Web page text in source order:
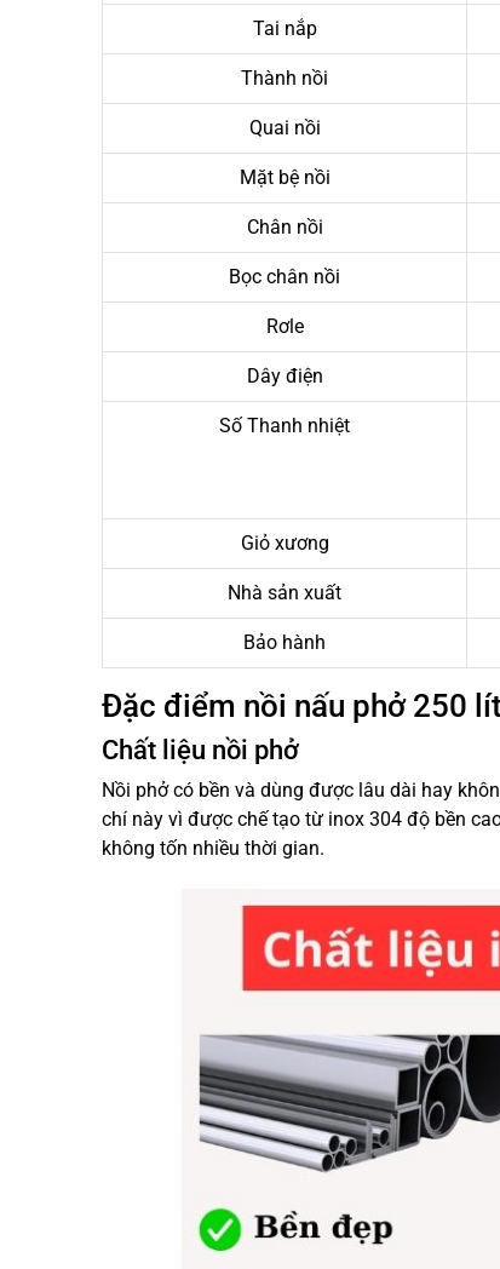
Tai nắp
Thành nồi
Quai nồi
Mặt bệ nồi
Chân nồi
Bọc chân nồi
Rơle
Dây điện
Số Thanh nhiệt
Giỏ xương
Nhà sản xuất
Bảo hành
Đặc điểm nồi nấu phở 250
Chất liệu nồi phở
Nồi phở có bền và dùng được lâu dài hay
chí này vì được chế tạo từ inox 304 độ bền
không tốn nhiều thời gian.